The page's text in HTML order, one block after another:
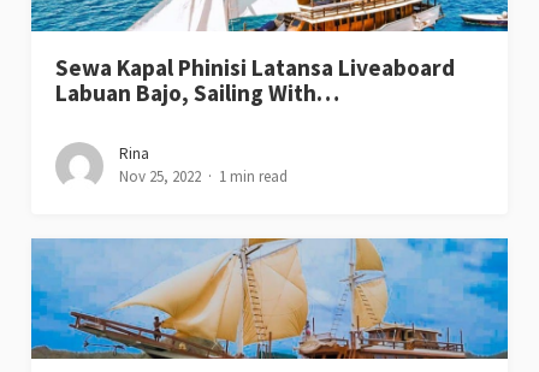
Sewa Kapal Phinisi Latansa Liveaboard
Labuan Bajo, Sailing With…
Rina
Nov 25, 2022
1 min read